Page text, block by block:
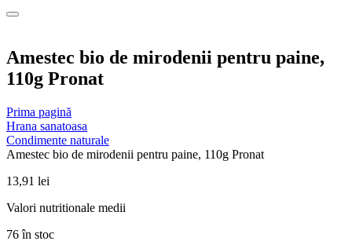
Amestec bio de mirodenii pentru paine,
110g Pronat
Prima pagină
Hrana sanatoasa
Condimente naturale
Amestec bio de mirodenii pentru paine, 110g Pronat
13,91 lei
Valori nutritionale medii
76 în stoc